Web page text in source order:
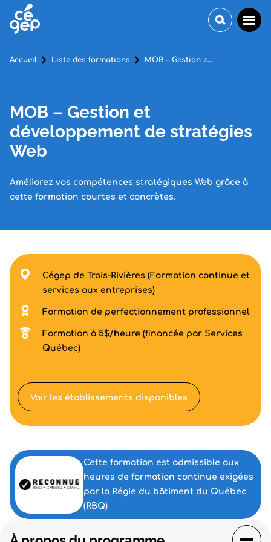
MOB – Gestion et
développement de stratégies
Web
Améliorez vos compétences stratégiques Web grâce à
cette formation courtes et concrètes.
Accueil Liste des formations MOB – Gestion et développement de stratégies Web
Cégep de Trois-Rivières (Formation continue et
services aux entreprises)
Formation de perfectionnement professionnel
Formation à 5$/heure (financée par Services
Québec)
Voir les établissements disponibles
Cette formation est admissible aux
heures de formation continue exigées
par la Régie du bâtiment du Québec
(RBQ)